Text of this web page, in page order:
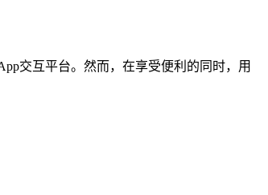
交互平台。然而，在享受便利的同时，用